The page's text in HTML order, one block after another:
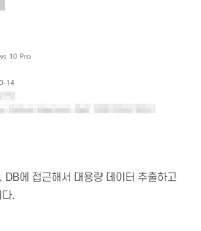
DB에 접근해서 대용량 데이터 추출하고
.